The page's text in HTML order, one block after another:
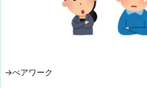
→ぺアワーク